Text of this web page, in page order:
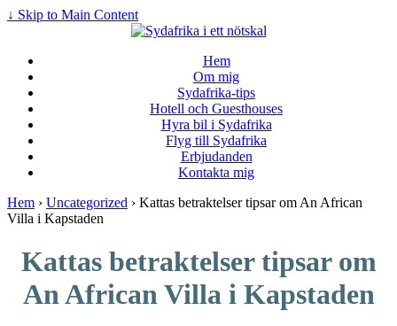
↓ Skip to Main Content
Hem
Om mig
Sydafrika-tips
Hotell och Guesthouses
Hyra bil i Sydafrika
Flyg till Sydafrika
Erbjudanden
Kontakta mig
Hem › Uncategorized › Kattas betraktelser tipsar om An African
Villa i Kapstaden
Kattas betraktelser tipsar om
An African Villa i Kapstaden